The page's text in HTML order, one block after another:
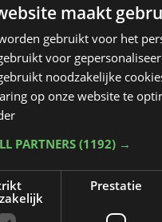
maakt
gebruikt voor het
voor
noodzakelijke
op onze website te
PARTNERS (1192) →
Prestatie